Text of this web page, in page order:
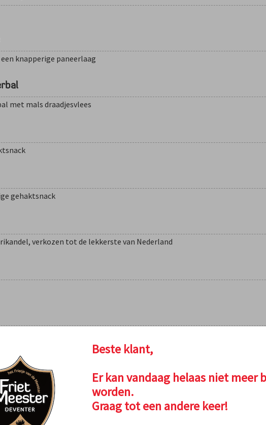
knapperige paneerlaag
met mals draadjesvlees
gehaktsnack
verkozen tot de lekkerste van Nederland
kippenvlees
en krokant van buiten
Beste klant,
Er kan vandaag helaas niet meer
worden.
Graag tot een andere keer!